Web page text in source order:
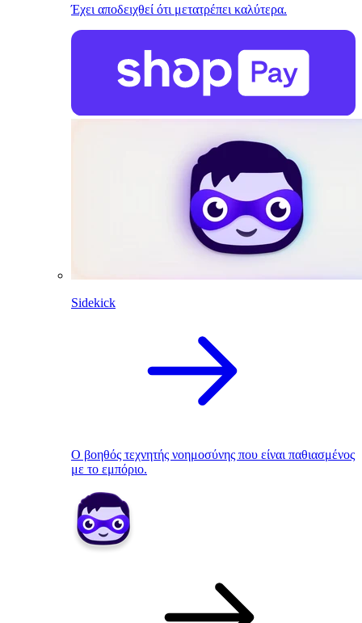
Έχει αποδειχθεί ότι μετατρέπει καλύτερα.
Sidekick
Ο βοηθός τεχνητής νοημοσύνης που είναι παθιασμένος
με το εμπόριο.